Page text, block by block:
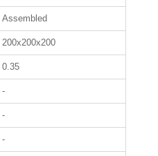
Assembled
200x200x200
0.35
-
-
-